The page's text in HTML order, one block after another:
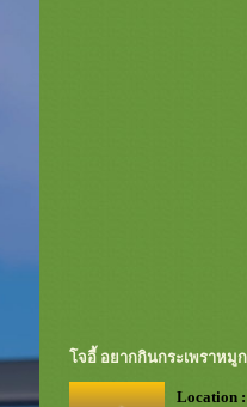
จอี้ อยากกินกระเพราหมู
Location :